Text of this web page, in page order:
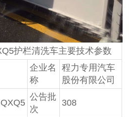
护栏清洗车主要技术参数
企业名
称
程力专用汽车
股份有限公司
公告批
次
308